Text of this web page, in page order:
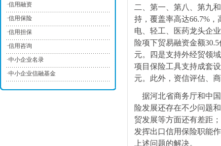
·信用融资
·信用保险
·信用担保
·信用咨询
·中小企业名录
·中小企业信融基金
二、第一、第八、第九
持，覆盖率高达66.7%
电、轻工、医药龙头企
险项下贸易融资金额
元。四是支持外经贸领
项目保险工具支持成套
元。此外，资信评估、
据河北省商务厅和中
险发展还存在不少问题
贸发展等方面还有差距
发挥出口信用保险职能
上述问题的解决。